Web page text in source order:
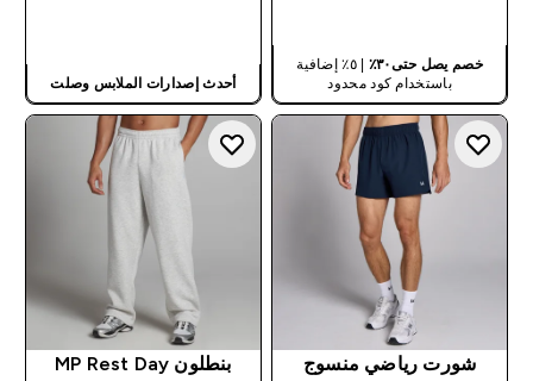
خصم يصل حتى٣٠٪
| ٥٪ إضافية
باستخدام كود محدود
أحدث إصدارات الملابس وصلت
شورت رياضي منسوج
بنطلون MP Rest Day